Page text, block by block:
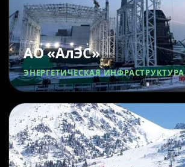
АО «АлЭС»
ЭНЕРГЕТИЧЕСКАЯ ИНФРАСТРУКТУРА